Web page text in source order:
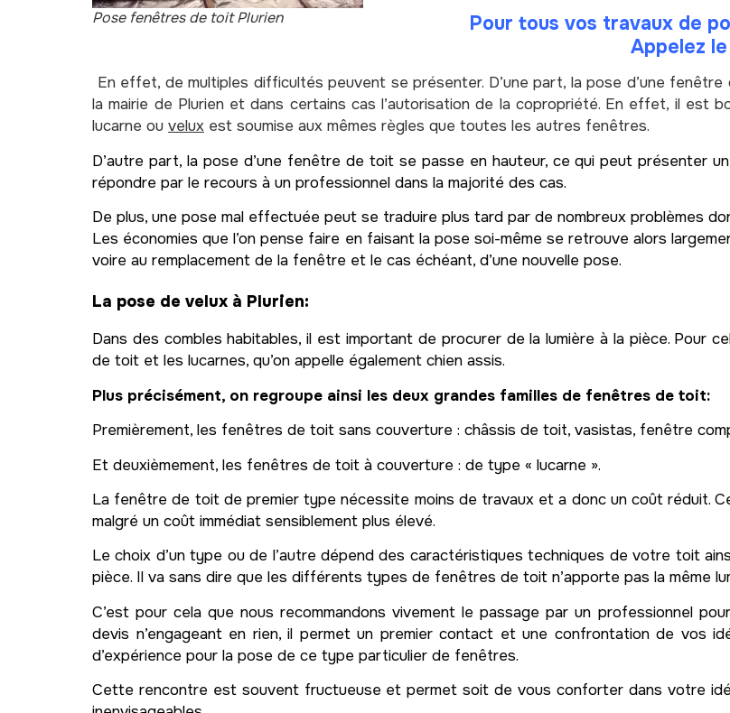
Pose fenêtres de toit Plurien
Pour tous vos travaux de
Appelez le
En effet, de multiples difficultés peuvent se présenter. D’une part, la pose d’une
la mairie de Plurien et dans certains cas l’autorisation de la copropriété. En effet, il est
lucarne ou velux est soumise aux mêmes règles que toutes les autres fenêtres.
D’autre part, la pose d’une fenêtre de toit se passe en hauteur, ce qui peut présenter
répondre par le recours à un professionnel dans la majorité des cas.
De plus, une pose mal effectuée peut se traduire plus tard par de nombreux problèmes
Les économies que l’on pense faire en faisant la pose soi-même se retrouve alors
voire au remplacement de la fenêtre et le cas échéant, d’une nouvelle pose.
La pose de velux à Plurien:
Dans des combles habitables, il est important de procurer de la lumière à la pièce. Pour
de toit et les lucarnes, qu’on appelle également chien assis.
Plus précisément, on regroupe ainsi les deux grandes familles de fenêtres de toit:
Premièrement, les fenêtres de toit sans couverture : châssis de toit, vasistas, fenêtre
Et deuxièmement, les fenêtres de toit à couverture : de type « lucarne ».
La fenêtre de toit de premier type nécessite moins de travaux et a donc un coût réduit.
malgré un coût immédiat sensiblement plus élevé.
Le choix d’un type ou de l’autre dépend des caractéristiques techniques de votre toit
pièce. Il va sans dire que les différents types de fenêtres de toit n’apporte pas la même
C’est pour cela que nous recommandons vivement le passage par un professionnel
devis n’engageant en rien, il permet un premier contact et une confrontation de vos
d’expérience pour la pose de ce type particulier de fenêtres.
Cette rencontre est souvent fructueuse et permet soit de vous conforter dans votre